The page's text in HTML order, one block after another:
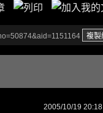
2005/10/19 20:18